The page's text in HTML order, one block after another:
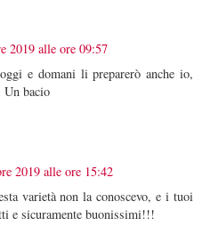
2019 alle ore 09:57
e domani li preparerò anche io,
Un bacio
2019 alle ore 15:42
varietà non la conoscevo, e i tuoi
e sicuramente buonissimi!!!